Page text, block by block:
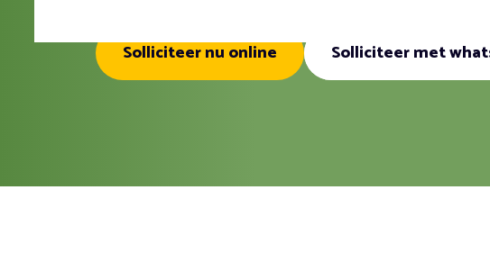
Solliciteer nu online Solliciteer met